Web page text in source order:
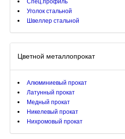
Спец.профиль
Уголок стальной
Швеллер стальной
Цветной металлопрокат
Алюминиевый прокат
Латунный прокат
Медный прокат
Никелевый прокат
Нихромовый прокат